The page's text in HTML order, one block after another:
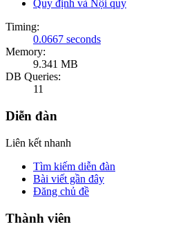
Quy định và Nội quy
Timing:
0.0667 seconds
Memory:
9.341 MB
DB Queries:
11
Diễn đàn
Liên kết nhanh
Tìm kiếm diễn đàn
Bài viết gần đây
Đăng chủ đề
Thành viên